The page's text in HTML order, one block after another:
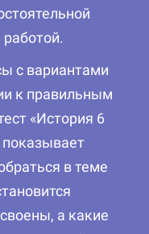
с вариантами
к правильным
«История 6
показывает
в теме
а какие